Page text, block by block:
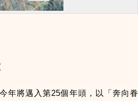
年將邁入第25個年頭，以「奔向眷